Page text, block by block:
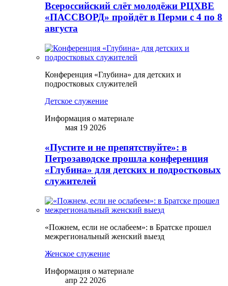
Всероссийский слёт молодёжи РЦХВЕ
«ПАССВОРД» пройдёт в Перми с 4 по 8
августа
Конференция «Глубина» для детских и
подростковых служителей
Детское служение
Информация о материале
мая 19 2026
«Пустите и не препятствуйте»: в
Петрозаводске прошла конференция
«Глубина» для детских и подростковых
служителей
«Пожнем, если не ослабеем»: в Братске прошел
межрегиональный женский выезд
Женское служение
Информация о материале
апр 22 2026